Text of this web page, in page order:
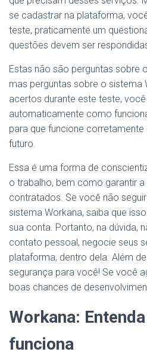
se cadastrar na plataforma,
teste, praticamente um
questões devem ser
Estas não são perguntas sobre
mas perguntas sobre o sistema
acertos durante este teste,
automaticamente como
para que funcione
futuro.
Essa é uma forma de
o trabalho, bem como garantir
contratados. Se você não
sistema Workana, saiba que
sua conta. Portanto, na dúvida,
contato pessoal, negocie seus
plataforma, dentro dela. Além
segurança para você! Se você
boas chances de
Workana:
funciona